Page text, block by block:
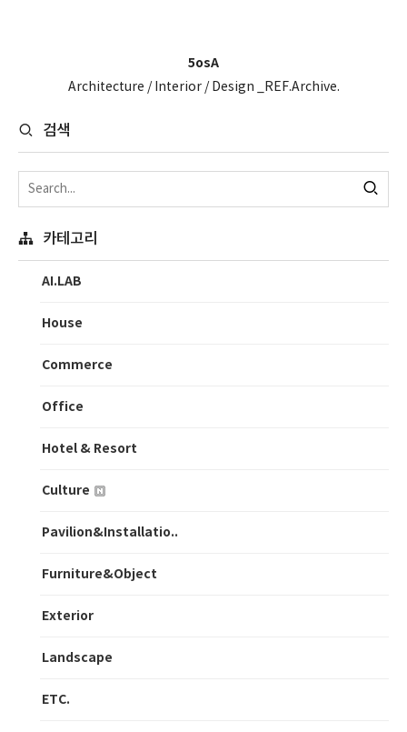
5osA
Architecture / Interior / Design _REF.Archive.
검색
카테고리
AI.LAB
House
Commerce
Office
Hotel & Resort
Culture
Pavilion&Installatio..
Furniture&Object
Exterior
Landscape
ETC.